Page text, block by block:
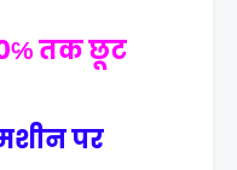
तक छूट
पर